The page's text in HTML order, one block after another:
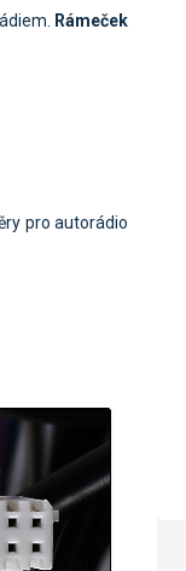
Rámeček
pro autorádio